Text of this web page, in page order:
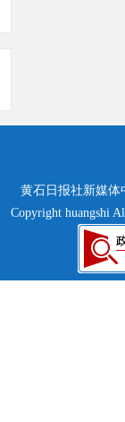
黄石日报社新媒体
Copyright huangshi